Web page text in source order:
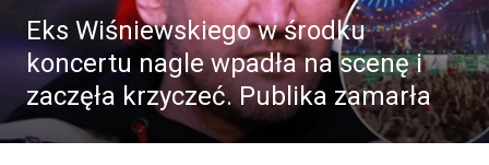
Eks Wiśniewskiego w środku
koncertu nagle wpadła na scenę i
zaczęła krzyczeć. Publika zamarła